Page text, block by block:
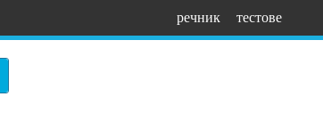
речник тестове